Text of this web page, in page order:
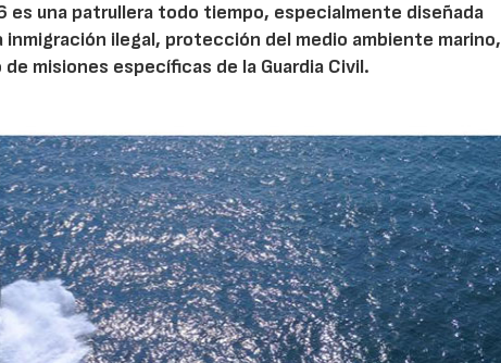
es una patrullera todo tiempo, especialmente diseñada
ilegal, protección del medio ambiente marino,
misiones específicas de la Guardia Civil.